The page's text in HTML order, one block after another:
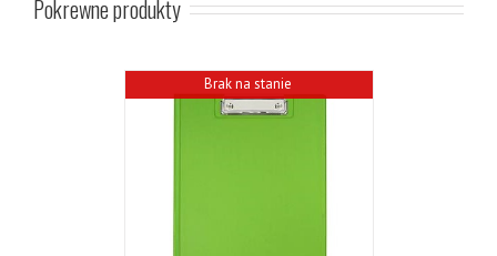
Pokrewne produkty
Brak na stanie